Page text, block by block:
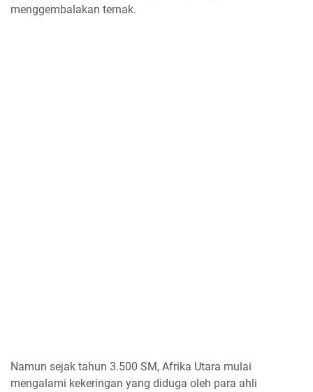
menggembalakan ternak.
Namun sejak tahun 3.500 SM, Afrika Utara mulai
mengalami kekeringan yang diduga oleh para ahli